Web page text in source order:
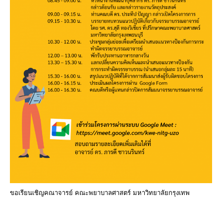
ขอเรียนเชิญคณาจารย์ คณะพยาบาลศาสตร์ มหาวิทยาลัยกรุงเทพ